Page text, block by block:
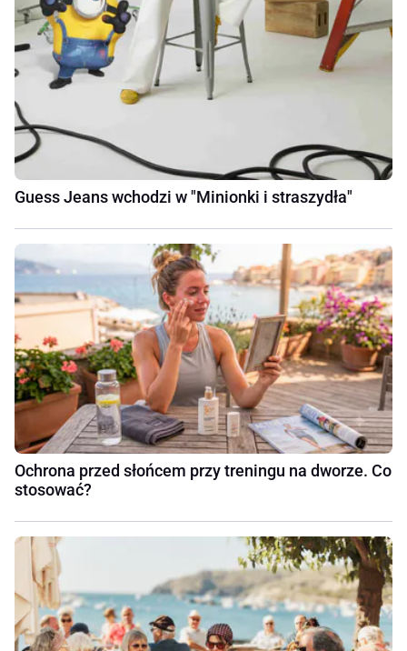
Guess Jeans wchodzi w "Minionki i straszydła"
Ochrona przed słońcem przy treningu na dworze. Co
stosować?